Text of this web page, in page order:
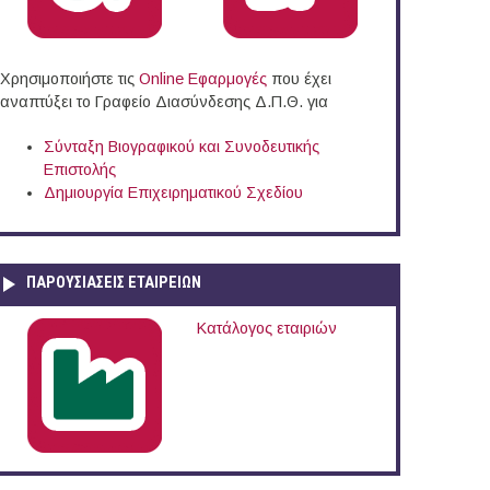
Χρησιμοποιήστε τις Online Eφαρμογές που έχει
αναπτύξει το Γραφείο Διασύνδεσης Δ.Π.Θ. για
Σύνταξη Βιογραφικού και Συνοδευτικής
Επιστολής
Δημιουργία Επιχειρηματικού Σχεδίου
ΠΑΡΟΥΣΙΆΣΕΙΣ ΕΤΑΙΡΕΙΏΝ
Κατάλογος εταιριών